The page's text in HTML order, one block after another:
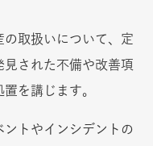
取扱いについて、定
された不備や改善項
を講じます。
トやインシデントの